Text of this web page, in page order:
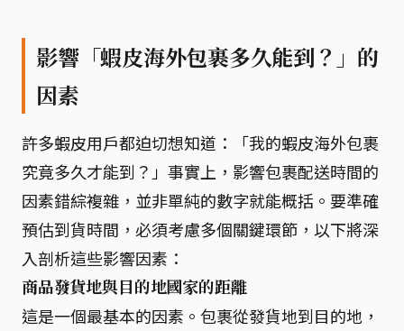
影響「蝦皮海外包裹多久能到？」的
因素
許多蝦皮用戶都迫切想知道：「我的蝦皮海外包裹
究竟多久才能到？」事實上，影響包裹配送時間的
因素錯綜複雜，並非單純的數字就能概括。要準確
預估到貨時間，必須考慮多個關鍵環節，以下將深
入剖析這些影響因素：
商品發貨地與目的地國家的距離
這是一個最基本的因素。包裹從發貨地到目的地，